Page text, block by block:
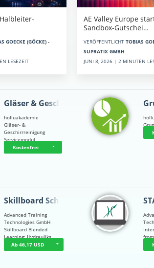
GOECKE (GÖCKE) -
LESEZEIT
AE Valley Europe
Sandbox-Gutschei…
VERÖFFENTLICHT TOBIAS
SUPRATIX GMBH
JUNI 8, 2026 | 2 MINUTEN
Gläser & Geschi…
holluakademie
Gläser- &
Geschirrreinigung
Servicemodul
Kostenfrei
Skillboard Schl…
Advanced Training
Technologies GmbH
Skillboard Blended
Learning: Hydrauliks…
Ab 46,17 USD